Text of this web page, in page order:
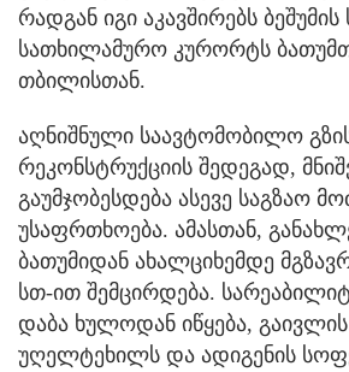
რადგან იგი აკავშირებს
სათხილამურო კურორტს
თბილისთან.
აღნიშნული საავტომობილო
რეკონსტრუქციის შედეგად,
გაუმჯობესდება ასევე საგზაო
უსაფრთხოება. ამასთან,
ბათუმიდან ახალციხემდე
სთ-ით შემცირდება.
დაბა ხულოდან იწყება,
უღელტეხილს და ადიგენის